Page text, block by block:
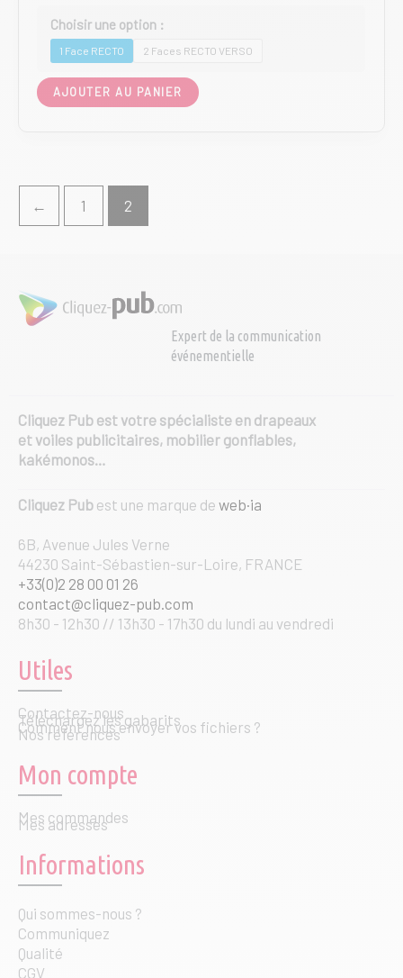
1 Face RECTO 2 Faces RECTO VERSO
AJOUTER AU PANIER
produit
du
produit
← 1 2
Expert de la communication
événementielle
Cliquez Pub est votre spécialiste en drapeaux
et voiles publicitaires, mobilier gonflables,
kakémonos…
Cliquez Pub est une marque de web·ia
6B, Avenue Jules Verne
44230 Saint-Sébastien-sur-Loire, FRANCE
+33(0)2 28 00 01 26
contact@cliquez-pub.com
8h30 - 12h30 // 13h30 - 17h30 du lundi au vendredi
Utiles
Contactez-nous
Téléchargez les gabarits
Comment nous envoyer vos fichiers ?
Nos références
Mon compte
Mes commandes
Mes adresses
Informations
Qui sommes-nous ?
Communiquez
Qualité
CGV